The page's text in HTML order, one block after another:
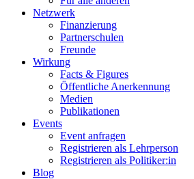
Netzwerk
Finanzierung
Partnerschulen
Freunde
Wirkung
Facts & Figures
Öffentliche Anerkennung
Medien
Publikationen
Events
Event anfragen
Registrieren als Lehrperson
Registrieren als Politiker:in
Blog